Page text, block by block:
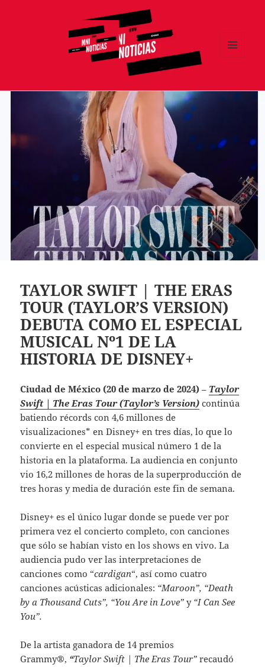
TAYLOR SWIFT | THE ERAS
TOUR (TAYLOR’S VERSION)
DEBUTA COMO EL ESPECIAL
MUSICAL Nº1 DE LA
HISTORIA DE DISNEY+
Ciudad de México (20 de marzo de 2024) – Taylor
Swift | The Eras Tour (Taylor’s Version) continúa
batiendo récords con 4,6 millones de
visualizaciones* en Disney+ en tres días, lo que lo
convierte en el especial musical número 1 de la
historia en la plataforma. La audiencia en conjunto
vio 16,2 millones de horas de la superproducción de
tres horas y media de duración este fin de semana.
Disney+ es el único lugar donde se puede ver por
primera vez el concierto completo, con canciones
que sólo se habían visto en los shows en vivo. La
audiencia pudo ver las interpretaciones de
canciones como “cardigan“, así como cuatro
canciones acústicas adicionales: “Maroon”, “Death
by a Thousand Cuts”, “You Are in Love”y“I Can See
You”.
De la artista ganadora de 14 premios
Grammy®, “Taylor Swift | The Eras Tour” recaudó